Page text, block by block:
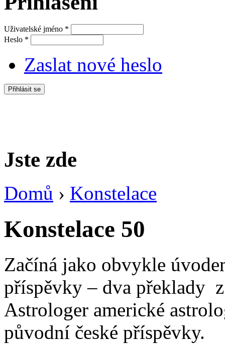
Uživatelské jméno *
Heslo *
Zaslat nové heslo
Jste zde
Domů › Konstelace
Konstelace 50
Začíná jako obvykle
příspěvky – dva překlady
Astrologer americké
původní české příspěvky.